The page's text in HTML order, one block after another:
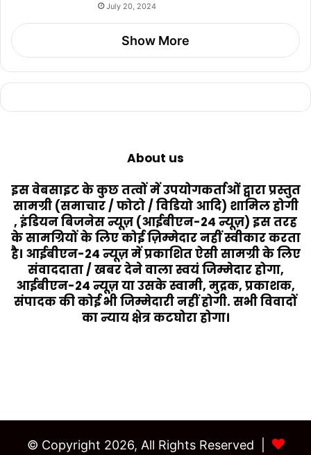
July 20, 2024
Show More
About us
इस वेबसाइट के कुछ तत्वों में उपयोगकर्ताओं द्वारा प्रस्तुत
सामग्री (समाचार / फोटो / विडियो आदि) शामिल होगी
, इंडियन बिजनेस न्यूज़ (आईबीएन-24 न्यूज़) इस तरह
के सामग्रियों के लिए कोई ज़िम्मेदार नहीं स्वीकार करता
है। आईबीएन-24 न्यूज़ में प्रकाशित ऐसी सामग्री के लिए
संवाददाता / खबर देने वाला स्वयं जिम्मेदार होगा,
आईबीएन-24 न्यूज़ या उसके स्वामी, मुद्रक, प्रकाशक,
संपादक की कोई भी जिम्मेदारी नहीं होगी. सभी विवादों
का न्याय क्षेत्र कटघोरा होगा।
© Copyright 2026, All Rights Reserved |